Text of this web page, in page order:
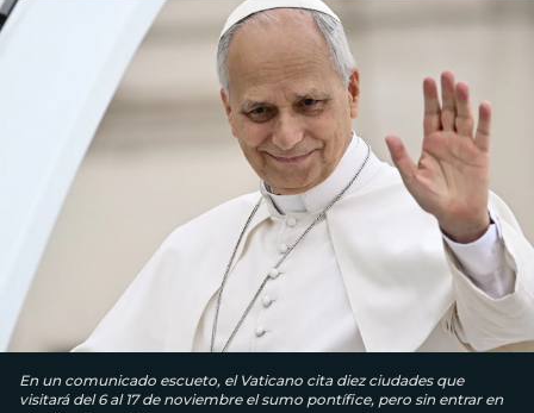
En un comunicado escueto, el Vaticano cita diez ciudades que
visitará del 6 al 17 de noviembre el sumo pontífice, pero sin entrar en